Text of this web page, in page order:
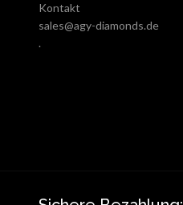
Kontakt
sales@agy-diamonds.de
.